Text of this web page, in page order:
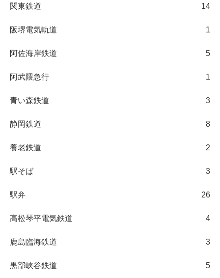
関東鉄道 14
阪堺電気軌道 1
阿佐海岸鉄道 5
阿武隈急行 1
青い森鉄道 3
静岡鉄道 8
養老鉄道 2
駅そば 3
駅弁 26
高松琴平電気鉄道 4
鹿島臨海鉄道 3
黒部峡谷鉄道 5